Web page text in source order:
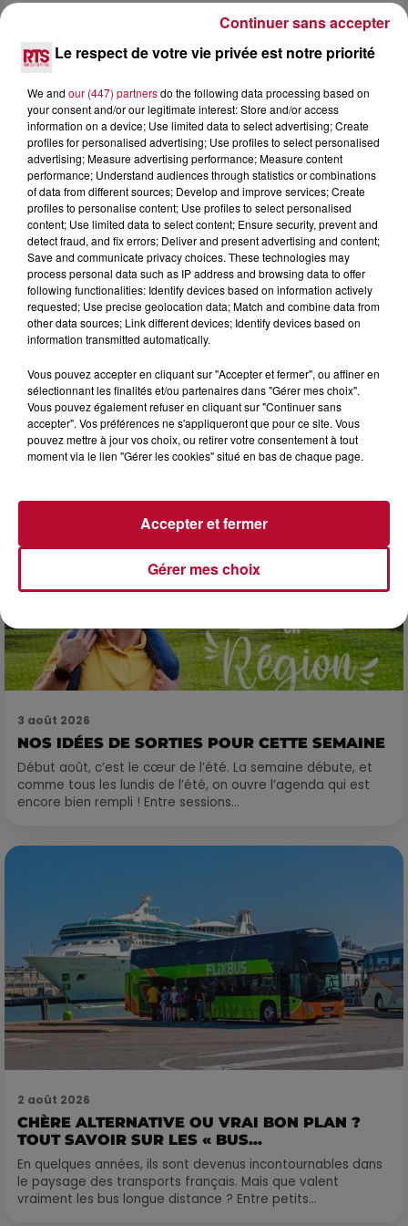
HÉRAULT, PYRÉNÉES-ORIENTALES : TROIS
Pas besoin de bouteilles de plongée lourdes ni de diplômes
complexes pour observer la vie sous-marine. Cet été, un
masque, un tuba et une paire de palmes...
3 août 2026
SOIRÉE DJ PLAYA
3 août 2026
NOS IDÉES DE SORTIES POUR CETTE SEMAINE
Début août, c’est le cœur de l’été. La semaine débute, et
comme tous les lundis de l’été, on ouvre l’agenda qui est
encore bien rempli ! Entre sessions...
2 août 2026
CHÈRE ALTERNATIVE OU VRAI BON PLAN ?
TOUT SAVOIR SUR LES « BUS...
En quelques années, ils sont devenus incontournables dans
le paysage des transports français. Mais que valent
vraiment les bus longue distance ? Entre petits...
Le respect de votre vie privée est notre priorité
We and our (447) partnersdo the following data processing based on
your consent and/or our legitimate interest: Store and/or access
information on a device; Use limited data to select advertising; Create
profiles for personalised advertising; Use profiles to select personalised
advertising; Measure advertising performance; Measure content
performance; Understand audiences through statistics or combinations
of data from different sources; Develop and improve services; Create
profiles to personalise content; Use profiles to select personalised
content; Use limited data to select content; Ensure security, prevent and
detect fraud, and fix errors; Deliver and present advertising and content;
Save and communicate privacy choices. These technologies may
process personal data such as IP address and browsing data to offer
following functionalities: Identify devices based on information actively
requested; Use precise geolocation data; Match and combine data from
other data sources; Link different devices; Identify devices based on
information transmitted automatically.
Vous pouvez accepter en cliquant sur "Accepter et fermer", ou affiner en
sélectionnant les finalités et/ou partenaires dans "Gérer mes choix".
Vous pouvez également refuser en cliquant sur "Continuer sans
accepter". Vos préférences ne s'appliqueront que pour ce site. Vous
pouvez mettre à jour vos choix, ou retirer votre consentement à tout
moment via le lien "Gérer les cookies" situé en bas de chaque page.
Gérer mes choix
Accepter et fermer
Continuer sans accepter